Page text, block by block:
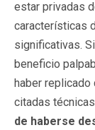
estar privadas
características
significativas.
beneficio
haber replicado
citadas
de haberse